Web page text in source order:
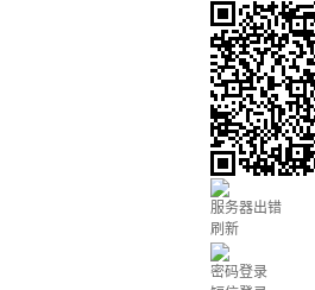
服务器出错
刷新
密码登录